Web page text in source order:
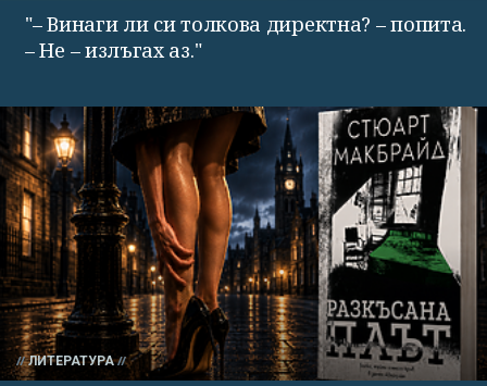
"– Винаги ли си толкова директна? – попита.
– Не – излъгах аз."
ЛИТЕРАТУРА